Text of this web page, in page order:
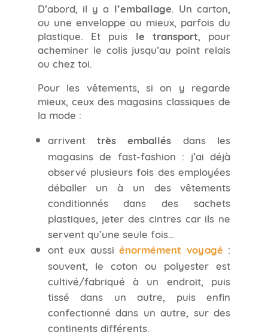
D’abord, il y a l’emballage. Un carton,
ou une enveloppe au mieux, parfois du
plastique. Et puis le transport, pour
acheminer le colis jusqu’au point relais
ou chez toi.
Pour les vêtements, si on y regarde
mieux, ceux des magasins classiques de
la mode :
arrivent très emballés dans les
magasins de fast-fashion : j’ai déjà
observé plusieurs fois des employées
déballer un à un des vêtements
conditionnés dans des sachets
plastiques, jeter des cintres car ils ne
servent qu’une seule fois…
ont eux aussiénormément voyagé :
souvent, le coton ou polyester est
cultivé/fabriqué à un endroit, puis
tissé dans un autre, puis enfin
confectionné dans un autre, sur des
continents différents.